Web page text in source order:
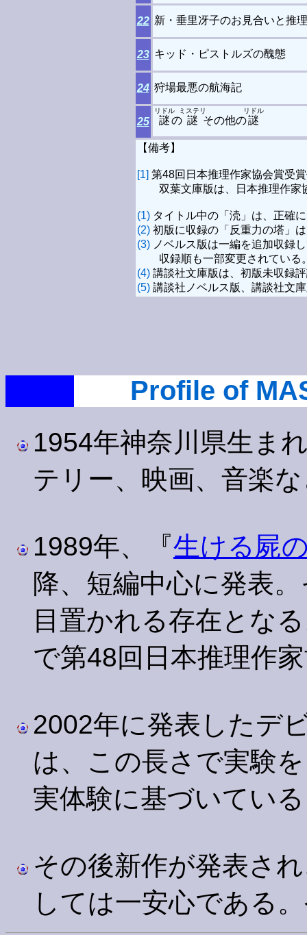
22 新・垂里冴子のお見合いと推理
23 キッド・ピストルズの醜態
24 狩場最悪の航海記
25 謎
リドル
の 謎
ミステリ
その他の謎
リドル
【備考】
[1] 第48回日本推理作家協会賞受
双葉文庫版は、日本推理作家
(1)タイトル中の「涜」は、正確
(2)初版に収録の「反重力の塔」
(3)ノベルス版は一編を追加収録
収録順も一部変更されている
(4)講談社文庫版は、初版未収録
(5)講談社ノベルス版、講談社文
Profile of
1954年神奈川県生ま
テリー、映画、音楽
1989年、『生ける屍
降、短編中心に発表
目置かれる存在とな
で第48回日本推理作
2002年に発表したデ
は、この長さで実験
実体験に基づいてい
その後新作が発表さ
しては一安心である